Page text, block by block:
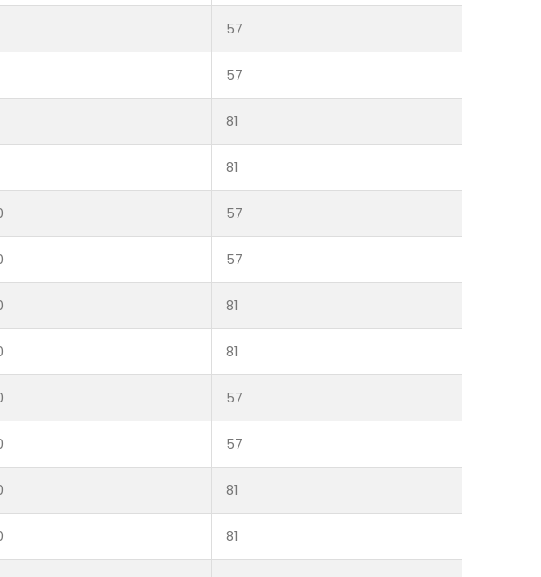
57
57
81
81
57
57
81
81
57
57
81
81